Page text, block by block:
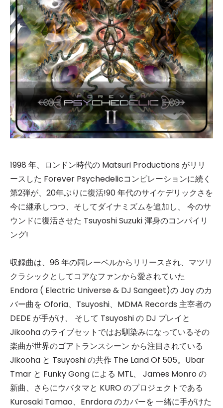
1998 年、ロンドン時代の Matsuri Productions がリリ
ースした Forever Psychedelicコンピレーションに続く
第2弾が、20年ぶりに復活!90 年代のサイケデリックさを
今に継承しつつ、そしてダイナミズムを追加し、 今のサ
ウンドに復活させた Tsuyoshi Suzuki 渾身のコンパイリ
ング!
収録曲は、96 年の同レーベルからリリースされ、マツリ
クラシックとしてコアなファンから愛されていた
Endora ( Electric Universe & DJ Sangeet)の Joy のカ
バー曲を Oforia、Tsuyoshi、MDMA Records 主宰者の
DEDE が手がけ、 そして Tsuyoshi の DJ プレイと
Jikooha のライブセットではお馴染みになっているその
楽曲が世界のゴアトランスシーン から注目されている
Jikooha と Tsuyoshi の共作 The Land Of 505。Ubar
Tmar と Funky Gong による MTL、 James Monro の
新曲、さらにウバタマと KURO のプロジェクトである
Kurosaki Tamao、Enrdora のカバーを 一緒に手がけた